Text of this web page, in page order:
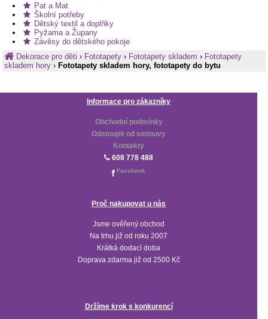
Pat a Mat
Školní potřeby
Dětský textil a doplňky
Pyžama a Župany
Závěsy do dětského pokoje
Dekorace pro děti› Fototapety › Fototapety skladem › Fototapety
skladem hory ›Fototapety skladem hory, fototapety do bytu
Informace pro zákazníky
Obchodní podmínky
Odstoupit od smlouvy
Kontakty
608 778 488
Facebook
Proč nakupovat u nás
Jsme ověřený obchod
Na trhu již od roku 2007
Krátká dodací doba
Doprava zdarma již od 2500 Kč
Držíme krok s konkurencí